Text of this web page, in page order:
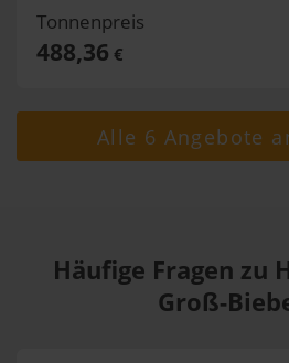
Tonnenpreis
488,36 €
Alle 6 Angebote
Häufige Fragen zu
Groß-